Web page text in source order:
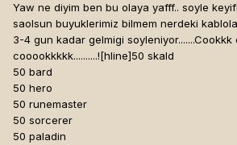
Yaw ne diyim ben bu olaya yafff.. soyle
saolsun buyuklerimiz bilmem nerdeki
3-4 gun kadar gelmigi soyleniyor.......Cookkk
cooookkkkk..........![hline]50 skald
50 bard
50 hero
50 runemaster
50 sorcerer
50 paladin